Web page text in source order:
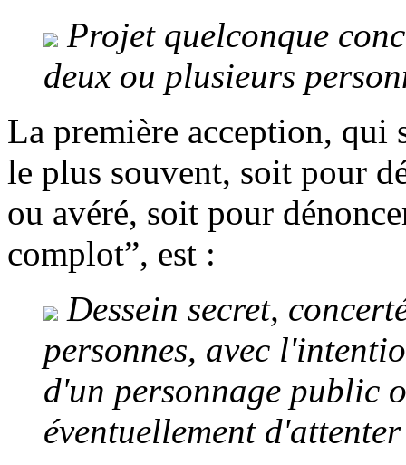
Projet quelconque
deux ou plusieurs
La première acception, qui
le plus souvent, soit pour
ou avéré, soit pour
complot”, est :
Dessein secret,
personnes, avec
d'un personnage public
éventuellement